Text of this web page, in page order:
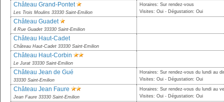
Château Grand-Pontet
Les Trois Moulins 33330 Saint-Emilion
Horaires: Sur rendez-vous
Visites: Oui - Dégustation: Oui
Château Guadet
4 Rue Guadet 33330 Saint-Emilion
Château Haut-Cadet
Château Haut-Cadet 33330 Saint-Emilion
Château Haut-Corbin
Le Jurat 33330 Saint-Emilion
Château Jean de Gué
33330 Saint-Emilion
Horaires: Sur rendez-vous du lundi au
Visites: Oui - Dégustation: Oui
Château Jean Faure
Jean Faure 33330 Saint-Emilion
Horaires: Sur rendez-vous du lundi au
Visites: Oui - Dégustation: Oui